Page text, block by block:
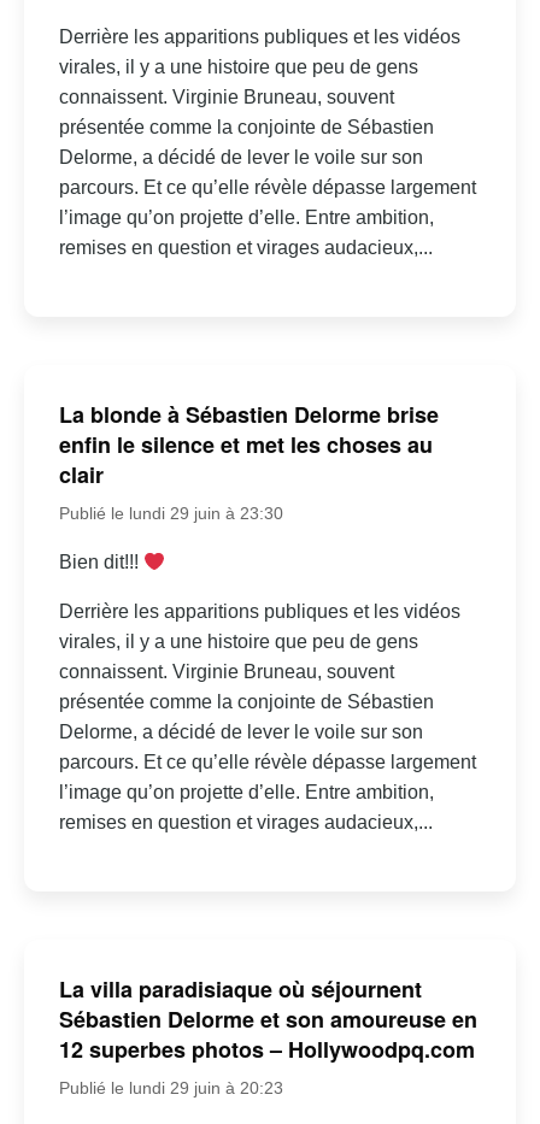
Derrière les apparitions publiques et les vidéos
virales, il y a une histoire que peu de gens
connaissent. Virginie Bruneau, souvent
présentée comme la conjointe de Sébastien
Delorme, a décidé de lever le voile sur son
parcours. Et ce qu’elle révèle dépasse largement
l’image qu’on projette d’elle. Entre ambition,
remises en question et virages audacieux,...
La blonde à Sébastien Delorme brise
enfin le silence et met les choses au
clair
Publié le lundi 29 juin à 23:30
Bien dit!!!
Derrière les apparitions publiques et les vidéos
virales, il y a une histoire que peu de gens
connaissent. Virginie Bruneau, souvent
présentée comme la conjointe de Sébastien
Delorme, a décidé de lever le voile sur son
parcours. Et ce qu’elle révèle dépasse largement
l’image qu’on projette d’elle. Entre ambition,
remises en question et virages audacieux,...
La villa paradisiaque où séjournent
Sébastien Delorme et son amoureuse en
12 superbes photos – Hollywoodpq.com
Publié le lundi 29 juin à 20:23